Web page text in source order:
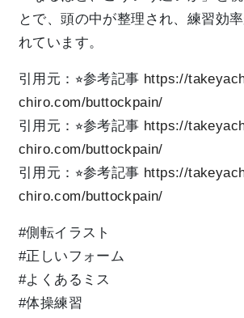
とで、頭の中が整理され、練習効
れています。
引用元：⭐︎参考記事 https://
chiro.com/buttockpain/
引用元：⭐︎参考記事 https://
chiro.com/buttockpain/
引用元：⭐︎参考記事 https://
chiro.com/buttockpain/
#側転イラスト
#正しいフォーム
#よくあるミス
#体操練習